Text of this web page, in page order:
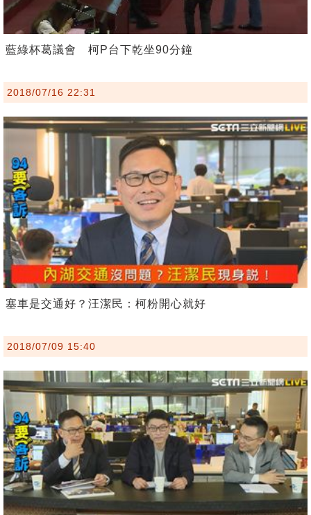
藍綠杯葛議會 柯P台下乾坐90分鐘
2018/07/16 22:31
塞車是交通好？汪潔民：柯粉開心就好
2018/07/09 15:40